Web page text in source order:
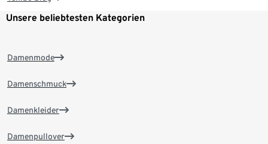
Unsere beliebtesten Kategorien
Damenmode
Damenschmuck
Damenkleider
Damenpullover